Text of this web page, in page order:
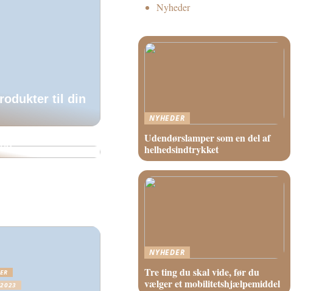
til din
Nyheder
NYHEDER
Udendørslamper som en del af
helhedsindtrykket
NYHEDER
Tre ting du skal vide, før du
vælger et mobilitetshjælpemiddel